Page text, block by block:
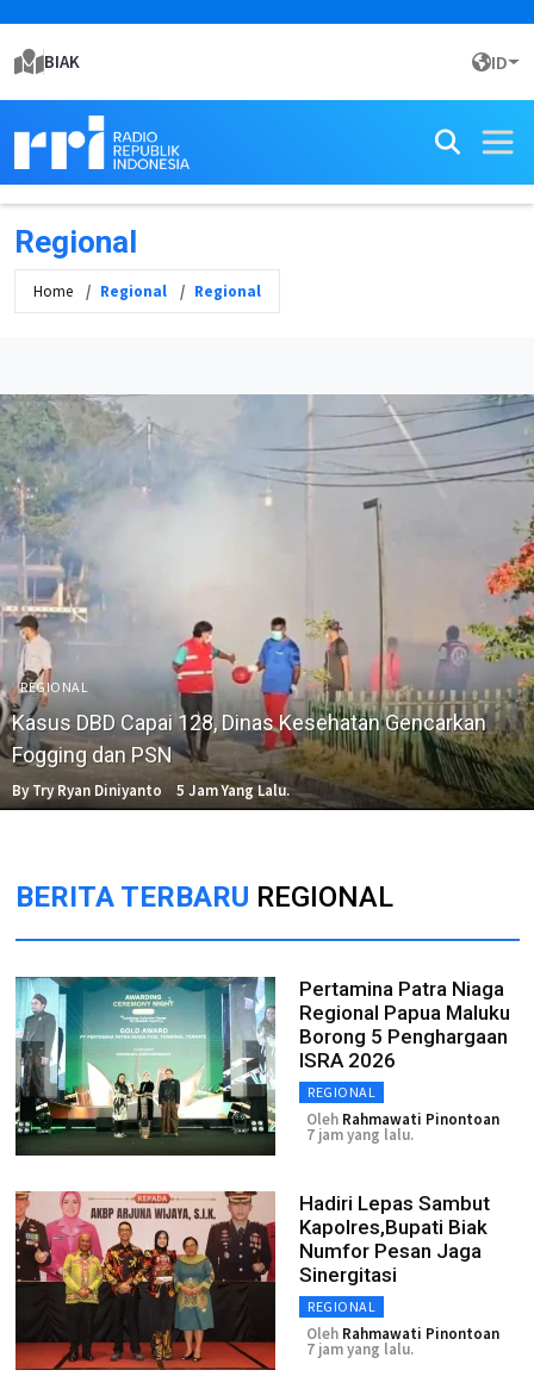
BIAK ID
Regional
Home Regional Regional
REGIONAL
Kasus DBD Capai 128, Dinas Kesehatan Gencarkan
Fogging dan PSN
By Try Ryan Diniyanto 5 Jam Yang Lalu.
BERITA TERBARU REGIONAL
Pertamina Patra Niaga
Regional Papua Maluku
Borong 5 Penghargaan
ISRA 2026
REGIONAL
Oleh Rahmawati Pinontoan
7 jam yang lalu.
Hadiri Lepas Sambut
Kapolres,Bupati Biak
Numfor Pesan Jaga
Sinergitasi
REGIONAL
Oleh Rahmawati Pinontoan
7 jam yang lalu.